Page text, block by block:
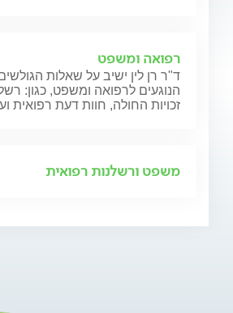
רפואה ומשפט
ד"ר רן לין ישיב על שאלות
הנוגעים לרפואה ומשפט, כגון:
זכויות החולה, חוות דעת רפואית
משפט ורשלנות רפואית